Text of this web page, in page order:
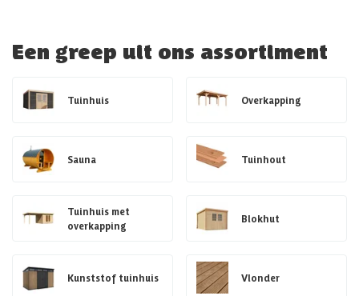
Een greep uit ons assortiment
Tuinhuis Overkapping
Sauna Tuinhout
Tuinhuis met
overkapping
Blokhut
Kunststof tuinhuis Vlonder